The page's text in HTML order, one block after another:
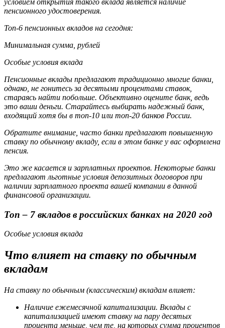
пенсионного удостоверения.
Топ-6 пенсионных вкладов на сегодня:
Минимальная сумма, рублей
Особые условия вклада
Пенсионные вклады предлагают традиционно многие банки,
однако, не гонитесь за десятыми процентами ставок,
стараясь найти побольше. Объективно оцените банк, ведь
это ваши деньги. Старайтесь выбирать надежный банк,
входящий хотя бы в топ-10 или топ-20 банков России.
Обратите внимание, часто банки предлагают повышенную
ставку по обычному вкладу, если в этом банке у вас оформлена
пенсия.
Это же касается и зарплатных проектов. Некоторые банки
предлагают льготные условия депозитных договоров при
наличии зарплатного проекта вашей компании в данной
финансовой организации.
Топ – 7 вкладов в российских банках на 2020 год
Особые условия вклада
Что влияет на ставку по обычным
вкладам
На ставку по обычным (классическим) вкладам влияет:
Наличие ежемесячной капитализации. Вклады с
капитализацией имеют ставку на пару десятых
процента меньше, чем те, на которых сумма процентов